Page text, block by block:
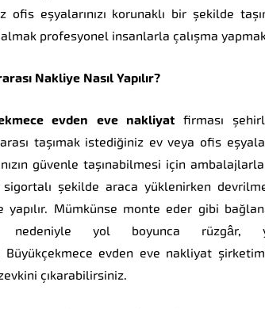
ofis eşyalarınızı korunaklı bir şekilde
profesyonel insanlarla çalışma
Nakliye Nasıl Yapılır?
evden eve nakliyat firması
taşımak istediğiniz ev veya ofis
güvenle taşınabilmesi için
şekilde araca yüklenirken
yapılır. Mümkünse monte eder gibi
nedeniyle yol boyunca rüzgâr,
Büyükçekmece evden eve nakliyat
çıkarabilirsiniz.